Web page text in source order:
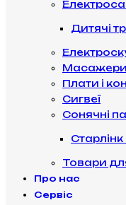
Дитячі
Масажери
Плати і
Сигвеї
Сонячні
Товари
Про нас
Сервіс